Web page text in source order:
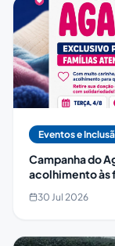
Eventos e
Campanha do
acolhimento às
30 Jul 2026